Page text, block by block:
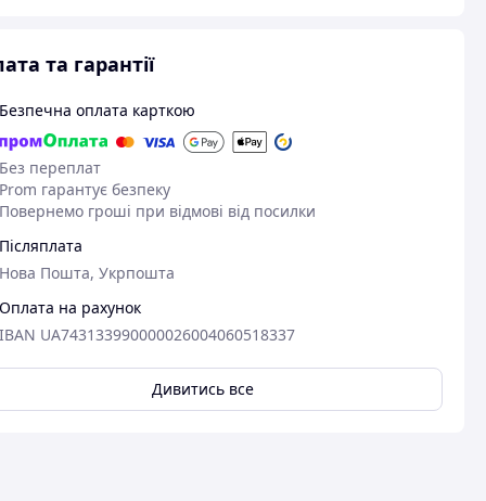
та гарантії
Безпечна оплата карткою
Без переплат
Prom гарантує безпеку
Повернемо гроші при відмові від посилки
Післяплата
Нова Пошта, Укрпошта
Оплата на рахунок
IBAN UA743133990000026004060518337
Дивитись все